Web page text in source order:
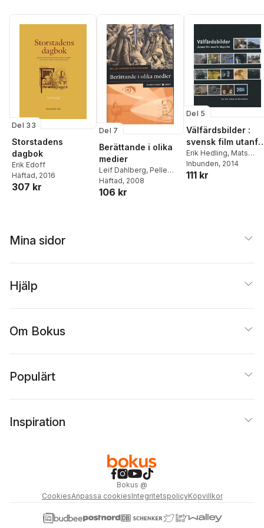
Del 33
Storstadens
dagbok
Erik Edoff
Häftad, 2016
307 kr
Del 7
Berättande i olika
medier
Leif Dahlberg, Pelle
Snickars
Häftad, 2008
106 kr
Del 5
Välfärdsbilder :
svensk film
biografen
Erik Hedling, Mats
Jönsson
Inbunden, 2014
111 kr
Mina sidor
Hjälp
Om Bokus
Populärt
Inspiration
Bokus @
CookiesAnpassa cookiesIntegritetspolicyKöpvillkor